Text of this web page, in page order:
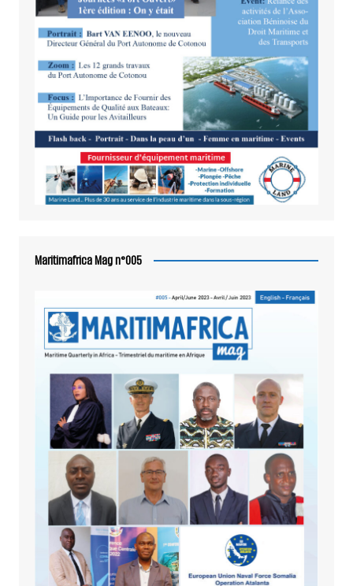
Maritimafrica Mag n°005